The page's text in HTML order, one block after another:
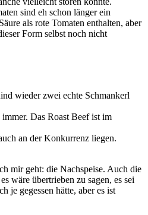
sind eh schon länger ein
als rote Tomaten enthalten, aber
Form selbst noch nicht
wieder zwei echte Schmankerl
Das Roast Beef ist im
an der Konkurrenz liegen.
mir geht: die Nachspeise. Auch die
wäre übertrieben zu sagen, es sei
je gegessen hätte, aber es ist